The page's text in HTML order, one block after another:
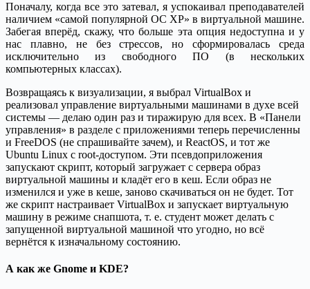
Поначалу, когда все это затевал, я успокаивал преподавателей
наличием «самой популярной ОС XP» в виртуальной машине.
Забегая вперёд, скажу, что больше эта опция недоступна и у
нас плавно, не без стрессов, но сформировалась среда
исключительно из свободного ПО (в нескольких
компьютерных классах).
Возвращаясь к визуализации, я выбрал VirtualBox и
реализовал управление виртуальными машинами в духе всей
системы — делаю один раз и тиражирую для всех. В «Панели
управления» в разделе с приложениями теперь перечисленны
и FreeDOS (не спрашивайте зачем), и ReactOS, и тот же
Ubuntu Linux с root-доступом. Эти псевдоприложения
запускают скрипт, который загружает с сервера образ
виртуальной машины и кладёт его в кеш. Если образ не
изменился и уже в кеше, заново скачиваться он не будет. Тот
же скрипт настраивает VirtualBox и запускает виртуальную
машину в режиме снапшота, т. е. студент может делать с
запущенной виртуальной машиной что угодно, но всё
вернётся к изначальному состоянию.
А как же Gnome и KDE?